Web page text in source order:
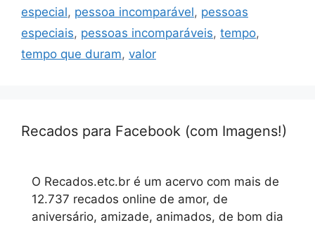
especial, pessoa incomparável, pessoas
especiais, pessoas incomparáveis, tempo,
tempo que duram, valor
Recados para Facebook (com Imagens!)
O Recados.etc.br é um acervo com mais de
12.737 recados online de amor, de
aniversário, amizade, animados, de bom dia